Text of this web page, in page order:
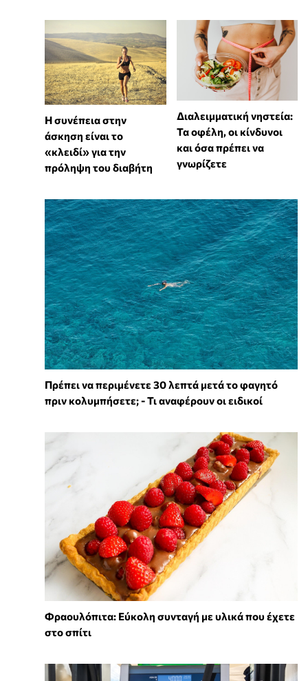
Η συνέπεια στην
άσκηση είναι το
«κλειδί» για την
πρόληψη του διαβήτη
Διαλειμματική νηστεία:
Τα οφέλη, οι κίνδυνοι
και όσα πρέπει να
γνωρίζετε
Πρέπει να περιμένετε 30 λεπτά μετά το φαγητό
πριν κολυμπήσετε; - Τι αναφέρουν οι ειδικοί
Φραουλόπιτα: Εύκολη συνταγή με υλικά που έχετε
στο σπίτι